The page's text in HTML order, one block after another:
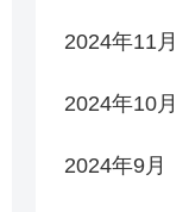
2024年11月
2024年10月
2024年9月